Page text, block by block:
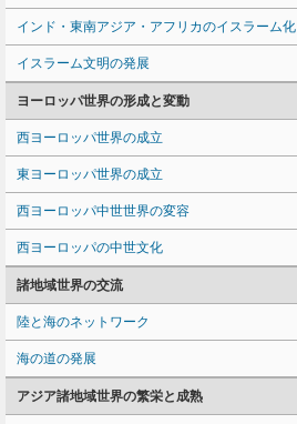
インド・東南アジア・アフリカのイスラーム化
イスラーム文明の発展
ヨーロッパ世界の形成と変動
西ヨーロッパ世界の成立
東ヨーロッパ世界の成立
西ヨーロッパ中世世界の変容
西ヨーロッパの中世文化
諸地域世界の交流
陸と海のネットワーク
海の道の発展
アジア諸地域世界の繁栄と成熟